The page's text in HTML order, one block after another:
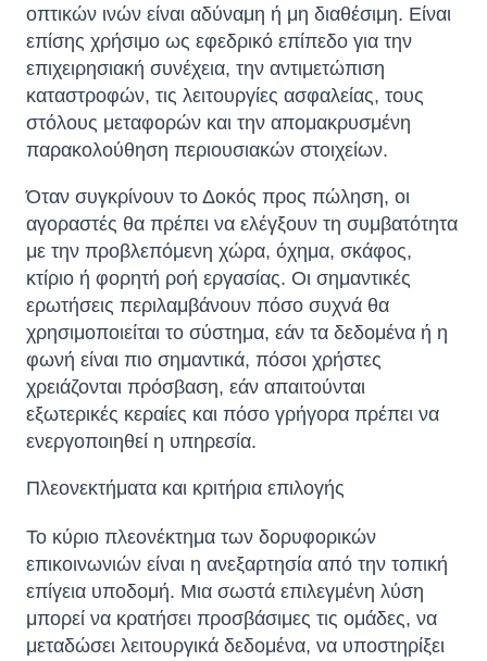
οπτικών ινών είναι αδύναμη ή μη διαθέσιμη. Είναι
επίσης χρήσιμο ως εφεδρικό επίπεδο για την
επιχειρησιακή συνέχεια, την αντιμετώπιση
καταστροφών, τις λειτουργίες ασφαλείας, τους
στόλους μεταφορών και την απομακρυσμένη
παρακολούθηση περιουσιακών στοιχείων.
Όταν συγκρίνουν το Δοκός προς πώληση, οι
αγοραστές θα πρέπει να ελέγξουν τη συμβατότητα
με την προβλεπόμενη χώρα, όχημα, σκάφος,
κτίριο ή φορητή ροή εργασίας. Οι σημαντικές
ερωτήσεις περιλαμβάνουν πόσο συχνά θα
χρησιμοποιείται το σύστημα, εάν τα δεδομένα ή η
φωνή είναι πιο σημαντικά, πόσοι χρήστες
χρειάζονται πρόσβαση, εάν απαιτούνται
εξωτερικές κεραίες και πόσο γρήγορα πρέπει να
ενεργοποιηθεί η υπηρεσία.
Πλεονεκτήματα και κριτήρια επιλογής
Το κύριο πλεονέκτημα των δορυφορικών
επικοινωνιών είναι η ανεξαρτησία από την τοπική
επίγεια υποδομή. Μια σωστά επιλεγμένη λύση
μπορεί να κρατήσει προσβάσιμες τις ομάδες, να
μεταδώσει λειτουργικά δεδομένα, να υποστηρίξει